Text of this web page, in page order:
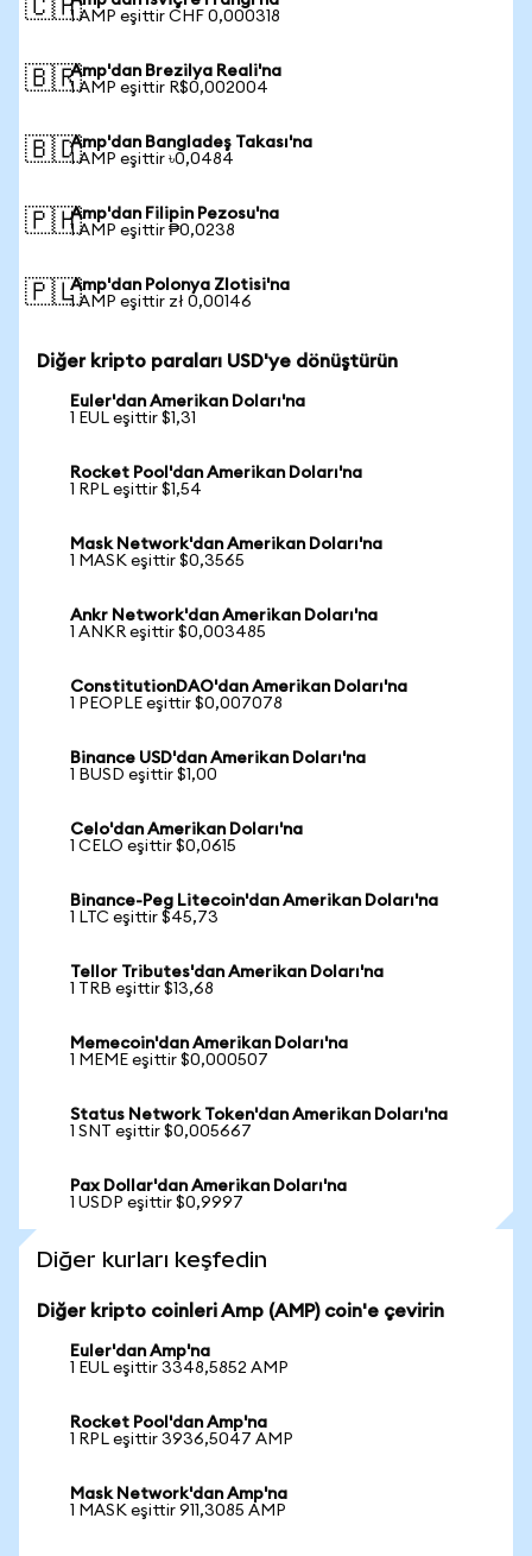
🇨🇭1 AMP eşittir CHF 0,000318
🇧🇷Amp'dan Brezilya Reali'na
1 AMP eşittir R$0,002004
🇧🇩Amp'dan Bangladeş Takası'na
1 AMP eşittir ৳0,0484
🇵🇭Amp'dan Filipin Pezosu'na
1 AMP eşittir ₱0,0238
🇵🇱Amp'dan Polonya Zlotisi'na
1 AMP eşittir zł 0,00146
Diğer kripto paraları USD'ye dönüştürün
Euler'dan Amerikan Doları'na
1 EUL eşittir $1,31
Rocket Pool'dan Amerikan Doları'na
1 RPL eşittir $1,54
Mask Network'dan Amerikan Doları'na
1 MASK eşittir $0,3565
Ankr Network'dan Amerikan Doları'na
1 ANKR eşittir $0,003485
ConstitutionDAO'dan Amerikan Doları'na
1 PEOPLE eşittir $0,007078
Binance USD'dan Amerikan Doları'na
1 BUSD eşittir $1,00
Celo'dan Amerikan Doları'na
1 CELO eşittir $0,0615
Binance-Peg Litecoin'dan Amerikan Doları'na
1 LTC eşittir $45,73
Tellor Tributes'dan Amerikan Doları'na
1 TRB eşittir $13,68
Memecoin'dan Amerikan Doları'na
1 MEME eşittir $0,000507
Status Network Token'dan Amerikan Doları'na
1 SNT eşittir $0,005667
Pax Dollar'dan Amerikan Doları'na
1 USDP eşittir $0,9997
Diğer kurları keşfedin
Diğer kripto coinleri Amp (AMP) coin'e çevirin
Euler'dan Amp'na
1 EUL eşittir 3348,5852 AMP
Rocket Pool'dan Amp'na
1 RPL eşittir 3936,5047 AMP
Mask Network'dan Amp'na
1 MASK eşittir 911,3085 AMP